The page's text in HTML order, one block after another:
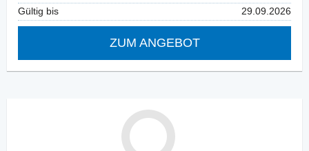
Gültig bis
29.09.2026
ZUM ANGEBOT